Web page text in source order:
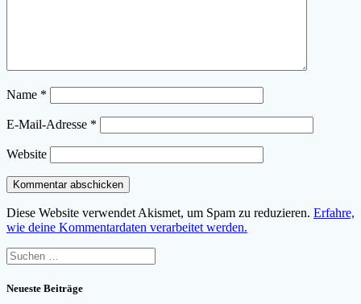
Name *
E-Mail-Adresse *
Website
Diese Website verwendet Akismet, um Spam zu reduzieren. Erfahre,
wie deine Kommentardaten verarbeitet werden.
Suchen
nach:
Neueste Beiträge